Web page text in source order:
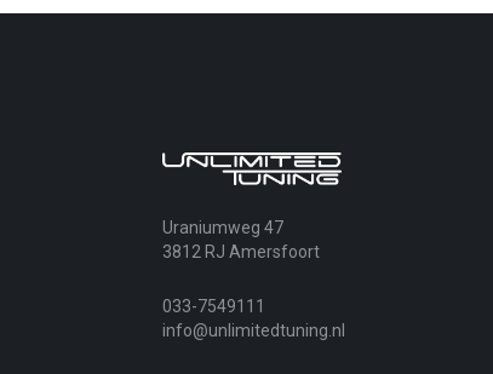
Uraniumweg 47
3812 RJ Amersfoort
033-7549111
info@unlimitedtuning.nl